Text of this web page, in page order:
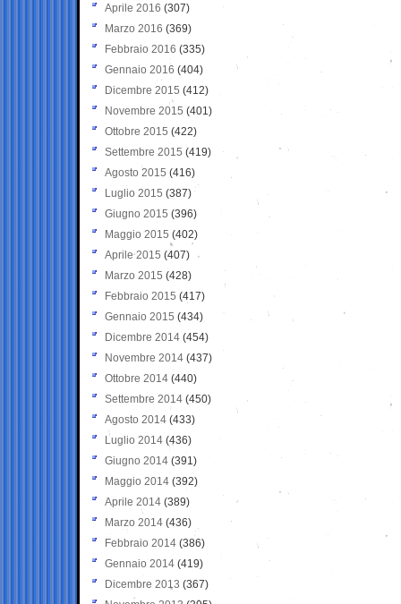
Aprile 2016 (307)
Marzo 2016 (369)
Febbraio 2016 (335)
Gennaio 2016 (404)
Dicembre 2015 (412)
Novembre 2015 (401)
Ottobre 2015 (422)
Settembre 2015 (419)
Agosto 2015 (416)
Luglio 2015 (387)
Giugno 2015 (396)
Maggio 2015 (402)
Aprile 2015 (407)
Marzo 2015 (428)
Febbraio 2015 (417)
Gennaio 2015 (434)
Dicembre 2014 (454)
Novembre 2014 (437)
Ottobre 2014 (440)
Settembre 2014 (450)
Agosto 2014 (433)
Luglio 2014 (436)
Giugno 2014 (391)
Maggio 2014 (392)
Aprile 2014 (389)
Marzo 2014 (436)
Febbraio 2014 (386)
Gennaio 2014 (419)
Dicembre 2013 (367)